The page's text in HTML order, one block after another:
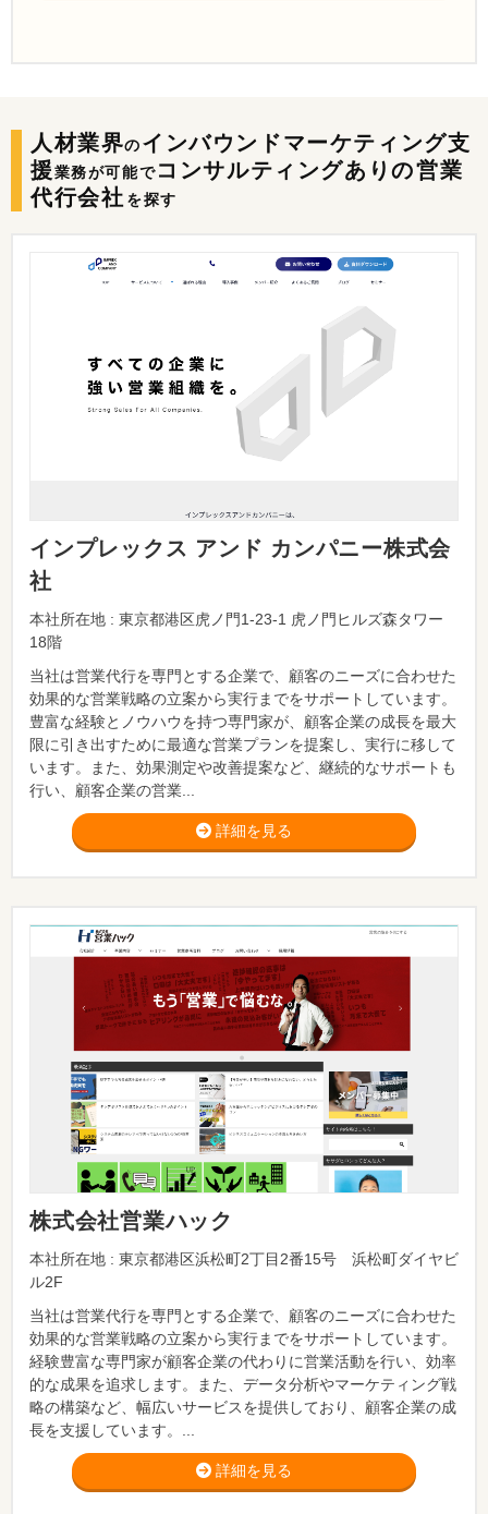
人材業界のインバウンドマーケティング支
援業務が可能でコンサルティングありの営業
代行会社 を探す
インプレックス アンド カンパニー株式会
社
本社所在地 : 東京都港区虎ノ門1-23-1 虎ノ門ヒルズ森タワー
18階
当社は営業代行を専門とする企業で、顧客のニーズに合わせた
効果的な営業戦略の立案から実行までをサポートしています。
豊富な経験とノウハウを持つ専門家が、顧客企業の成長を最大
限に引き出すために最適な営業プランを提案し、実行に移して
います。また、効果測定や改善提案など、継続的なサポートも
行い、顧客企業の営業...
詳細を見る
株式会社営業ハック
本社所在地 : 東京都港区浜松町2丁目2番15号 浜松町ダイヤビ
ル2F
当社は営業代行を専門とする企業で、顧客のニーズに合わせた
効果的な営業戦略の立案から実行までをサポートしています。
経験豊富な専門家が顧客企業の代わりに営業活動を行い、効率
的な成果を追求します。また、データ分析やマーケティング戦
略の構築など、幅広いサービスを提供しており、顧客企業の成
長を支援しています。...
詳細を見る